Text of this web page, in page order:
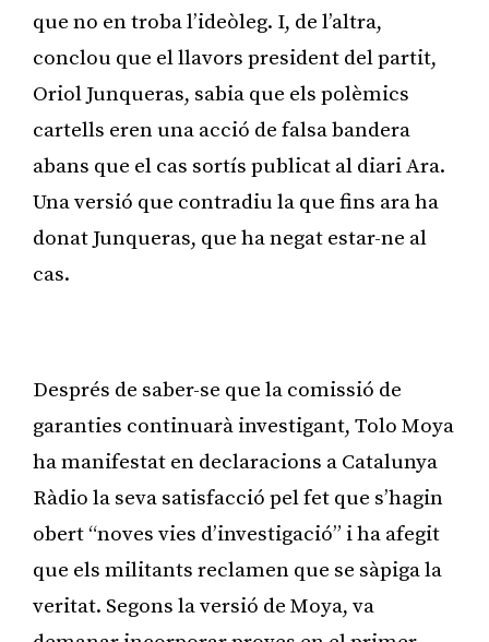
que no en troba l’ideòleg. I, de l’altra,
conclou que el llavors president del partit,
Oriol Junqueras, sabia que els polèmics
cartells eren una acció de falsa bandera
abans que el cas sortís publicat al diari Ara.
Una versió que contradiu la que fins ara ha
donat Junqueras, que ha negat estar-ne al
cas.
Després de saber-se que la comissió de
garanties continuarà investigant, Tolo Moya
ha manifestat en declaracions a Catalunya
Ràdio la seva satisfacció pel fet que s’hagin
obert “noves vies d’investigació” i ha afegit
que els militants reclamen que se sàpiga la
veritat. Segons la versió de Moya, va